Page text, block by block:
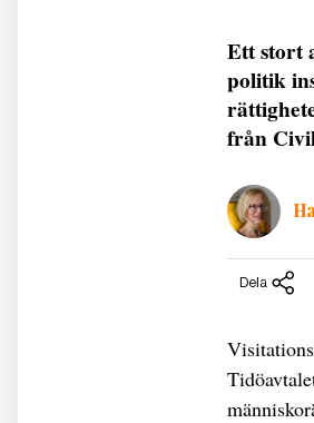
Ett stort
politik
från
Dela